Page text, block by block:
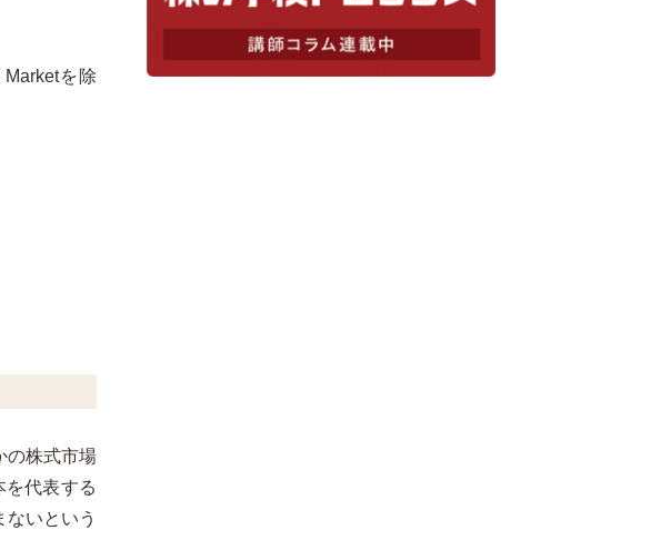
を除
の株式市場
を代表する
いという